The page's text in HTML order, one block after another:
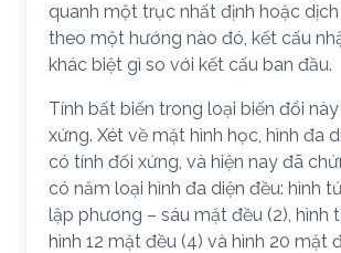
quanh một trục nhất định hoặc
theo một hướng nào đó, kết cấu
khác biệt gì so với kết cấu ban đầu.
Tính bất biến trong loại biến đổi
xứng. Xét về mặt hình học, hình đa
có tính đối xứng, và hiện nay đã
có năm loại hình đa diện đều: hình
lập phương – sáu mặt đều (2), hình
hình 12 mặt đều (4) và hình 20 mặt